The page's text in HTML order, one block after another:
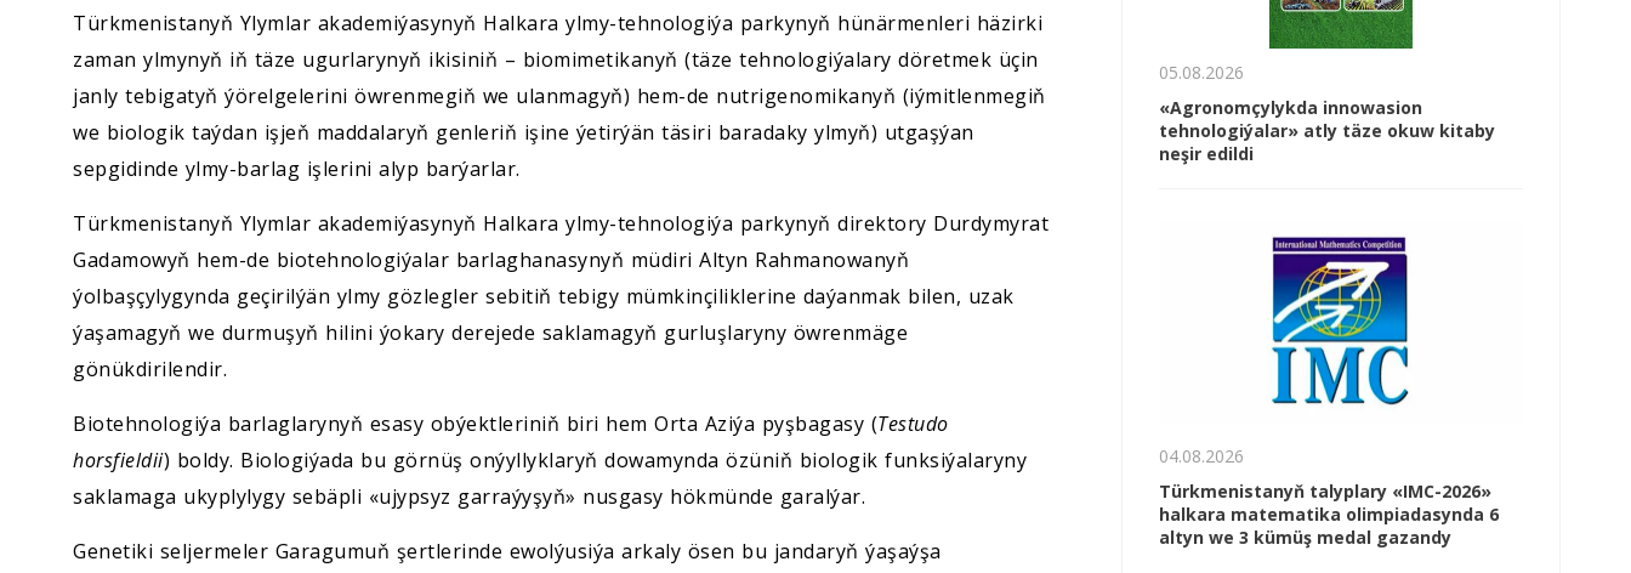
Türkmenistanyň Ylymlar akademiýasynyň Halkara ylmy-tehnologiýa parkynyň hünärmenleri häzirki
zaman ylmynyň iň täze ugurlarynyň ikisiniň – biomimetikanyň (täze tehnologiýalary döretmek üçin
janly tebigatyň ýörelgelerini öwrenmegiň we ulanmagyň) hem-de nutrigenomikanyň (iýmitlenmegiň
we biologik taýdan işjeň maddalaryň genleriň işine ýetirýän täsiri baradaky ylmyň) utgaşýan
sepgidinde ylmy-barlag işlerini alyp barýarlar.
Türkmenistanyň Ylymlar akademiýasynyň Halkara ylmy-tehnologiýa parkynyň direktory Durdymyrat
Gadamowyň hem-de biotehnologiýalar barlaghanasynyň müdiri Altyn Rahmanowanyň
ýolbaşçylygynda geçirilýän ylmy gözlegler sebitiň tebigy mümkinçiliklerine daýanmak bilen, uzak
ýaşamagyň we durmuşyň hilini ýokary derejede saklamagyň gurluşlaryny öwrenmäge
gönükdirilendir.
Biotehnologiýa barlaglarynyň esasy obýektleriniň biri hem Orta Aziýa pyşbagasy (Testudo
horsfieldii) boldy. Biologiýada bu görnüş onýyllyklaryň dowamynda özüniň biologik funksiýalaryny
saklamaga ukyplylygy sebäpli «ujypsyz garraýyşyň» nusgasy hökmünde garalýar.
Genetiki seljermeler Garagumuň şertlerinde ewolýusiýa arkaly ösen bu jandaryň ýaşaýşa
05.08.2026
«Agronomçylykda innowasion
tehnologiýalar» atly täze okuw kitaby
neşir edildi
04.08.2026
Türkmenistanyň talyplary «IMC-2026»
halkara matematika olimpiadasynda 6
altyn we 3 kümüş medal gazandy